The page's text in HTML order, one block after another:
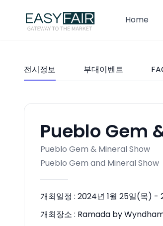
Home
전시정보 부대이벤트
Pueblo Gem
Pueblo Gem & Mineral Show
Pueblo Gem and Mineral Show
개최일정 : 2024년 1월 25일(목) -
개최장소 : Ramada by